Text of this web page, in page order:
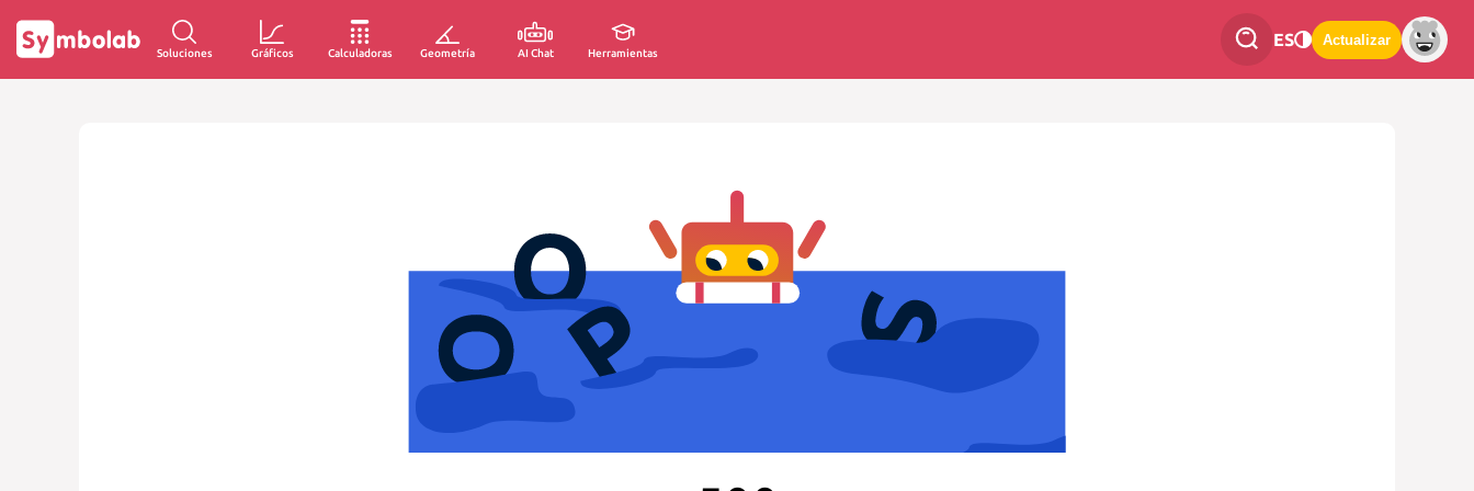
Soluciones Gráficos Calculadoras Geometría AI Chat Herramientas
ES Actualizar